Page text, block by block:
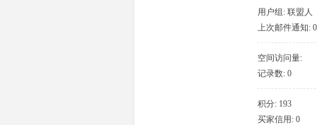
用户组: 联盟人
类
上次邮件通知: 0
空间访问量:
14097
记录数: 0
积分: 193
买家信用: 0